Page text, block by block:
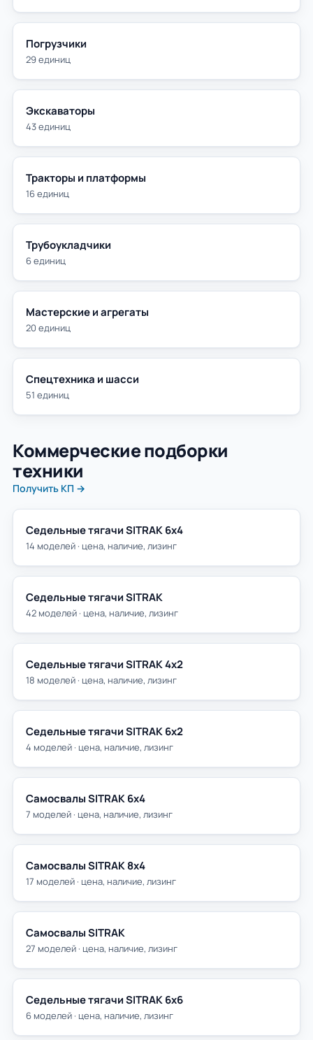
Погрузчики
29 единиц
Экскаваторы
43 единиц
Тракторы и платформы
16 единиц
Трубоукладчики
6 единиц
Мастерские и агрегаты
20 единиц
Спецтехника и шасси
51 единиц
Коммерческие подборки
техники
Получить КП →
Седельные тягачи SITRAK 6х4
14 моделей · цена, наличие, лизинг
Седельные тягачи SITRAK
42 моделей · цена, наличие, лизинг
Седельные тягачи SITRAK 4х2
18 моделей · цена, наличие, лизинг
Седельные тягачи SITRAK 6х2
4 моделей · цена, наличие, лизинг
Самосвалы SITRAK 6х4
7 моделей · цена, наличие, лизинг
Самосвалы SITRAK 8х4
17 моделей · цена, наличие, лизинг
Самосвалы SITRAK
27 моделей · цена, наличие, лизинг
Седельные тягачи SITRAK 6х6
6 моделей · цена, наличие, лизинг